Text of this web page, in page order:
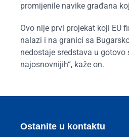
promijenile navike građana
Ovo nije prvi projekat koji EU
nalazi i na granici sa
nedostaje sredstava u
najosnovnijih“, kaže on.
Ostanite u kontaktu